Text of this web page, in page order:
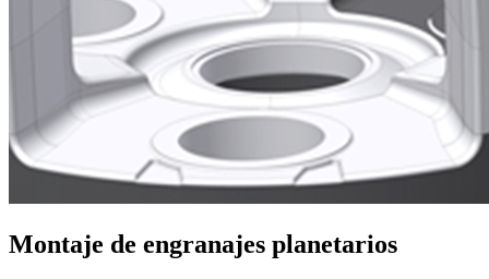
Montaje de engranajes planetarios